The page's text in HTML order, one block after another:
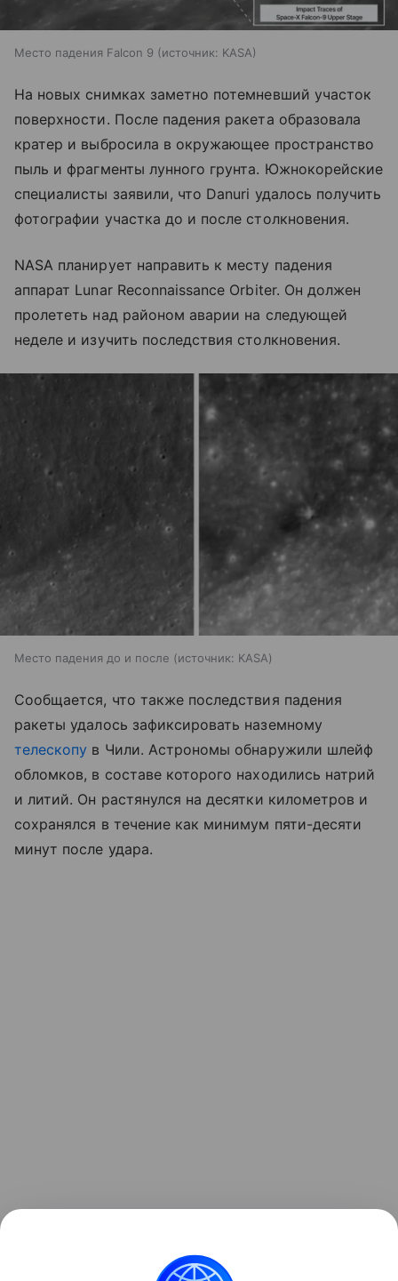
Место падения Falcon 9 источник: KASA
На новых снимках заметно потемневший участок
поверхности. После падения ракета образовала
кратер и выбросила в окружающее пространство
пыль и фрагменты лунного грунта. Южнокорейские
специалисты заявили, что Danuri удалось получить
фотографии участка до и после столкновения.
NASA планирует направить к месту падения
аппарат Lunar Reconnaissance Orbiter. Он должен
пролететь над районом аварии на следующей
неделе и изучить последствия столкновения.
Место падения до и после источник: KASA
Сообщается, что также последствия падения
ракеты удалось зафиксировать наземному
телескопу в Чили. Астрономы обнаружили шлейф
обломков, в составе которого находились натрий
и литий. Он растянулся на десятки километров и
сохранялся в течение как минимум пяти-десяти
минут после удара.
материале